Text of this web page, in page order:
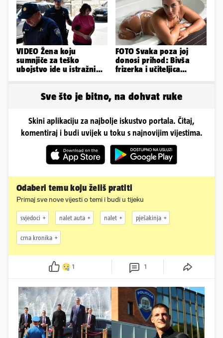
VIDEO Žena koju
sumnjiče za teško
ubojstvo ide u istražni
FOTO Svaka poza joj
donosi prihod: Bivša
frizerka i učiteljica
Sve što je bitno, na dohvat ruke
Skini aplikaciju za najbolje iskustvo portala. Čitaj,
komentiraj i budi uvijek u toku s najnovijim vijestima.
Odaberi temu koju želiš pratiti
Primaj sve nove vijesti o temi i budi u tijeku
svjedoci nalet auta nalet pješakinja
crna kronika
1 1